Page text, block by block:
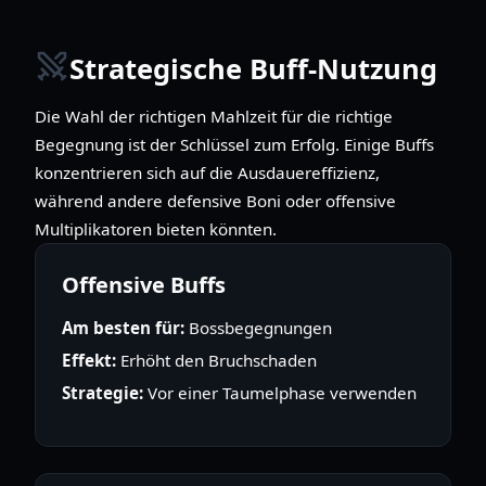
Strategische Buff-Nutzung
Die Wahl der richtigen Mahlzeit für die richtige
Begegnung ist der Schlüssel zum Erfolg. Einige Buffs
konzentrieren sich auf die Ausdauereffizienz,
während andere defensive Boni oder offensive
Multiplikatoren bieten könnten.
Offensive Buffs
Am besten für: Bossbegegnungen
Effekt: Erhöht den Bruchschaden
Strategie: Vor einer Taumelphase verwenden